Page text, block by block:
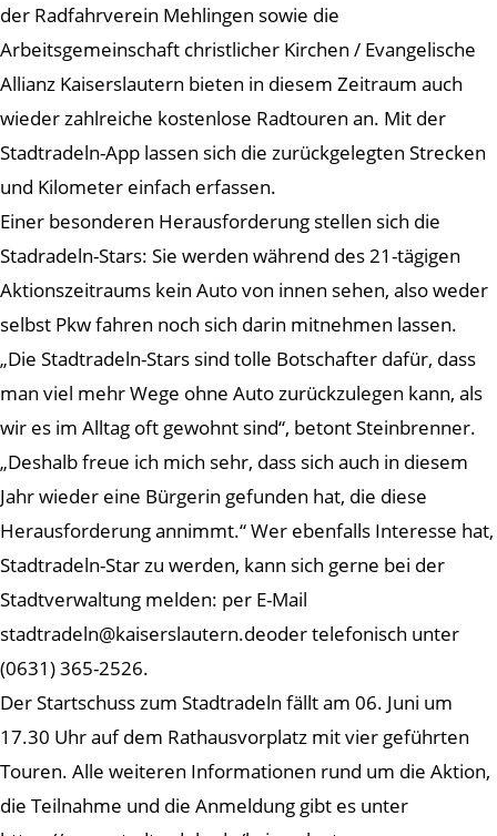
der Radfahrverein Mehlingen sowie die
Arbeitsgemeinschaft christlicher Kirchen / Evangelische
Allianz Kaiserslautern bieten in diesem Zeitraum auch
wieder zahlreiche kostenlose Radtouren an. Mit der
Stadtradeln-App lassen sich die zurückgelegten Strecken
und Kilometer einfach erfassen.
Einer besonderen Herausforderung stellen sich die
Stadradeln-Stars: Sie werden während des 21-tägigen
Aktionszeitraums kein Auto von innen sehen, also weder
selbst Pkw fahren noch sich darin mitnehmen lassen.
„Die Stadtradeln-Stars sind tolle Botschafter dafür, dass
man viel mehr Wege ohne Auto zurückzulegen kann, als
wir es im Alltag oft gewohnt sind“, betont Steinbrenner.
„Deshalb freue ich mich sehr, dass sich auch in diesem
Jahr wieder eine Bürgerin gefunden hat, die diese
Herausforderung annimmt.“ Wer ebenfalls Interesse hat,
Stadtradeln-Star zu werden, kann sich gerne bei der
Stadtverwaltung melden: per E-Mail
stadtradeln@kaiserslautern.deoder telefonisch unter
(0631) 365-2526.
Der Startschuss zum Stadtradeln fällt am 06. Juni um
17.30 Uhr auf dem Rathausvorplatz mit vier geführten
Touren. Alle weiteren Informationen rund um die Aktion,
die Teilnahme und die Anmeldung gibt es unter